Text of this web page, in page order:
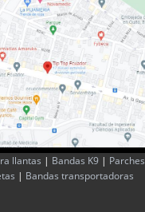
llantas | Bandas K9 | Parches
| Bandas transportadoras